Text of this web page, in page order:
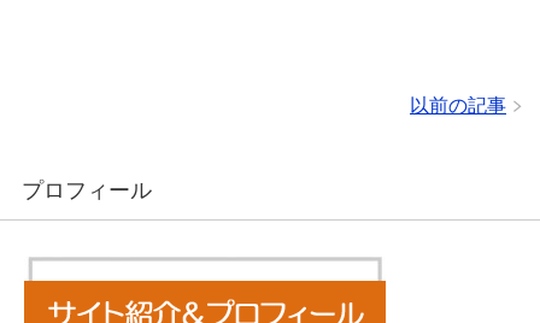
以前の記事
プロフィール